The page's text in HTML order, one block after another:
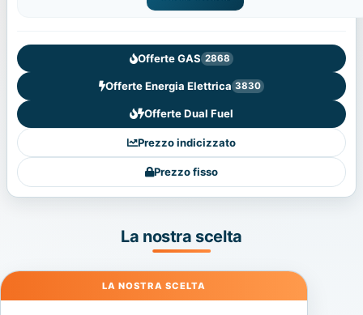
Offerte GAS 2868
Offerte Energia Elettrica 3830
Offerte Dual Fuel
Prezzo indicizzato
Prezzo fisso
La nostra scelta